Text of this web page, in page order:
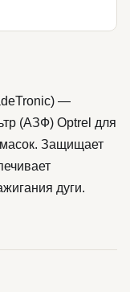
—
(АЗФ) Optrel для
Защищает
дуги.